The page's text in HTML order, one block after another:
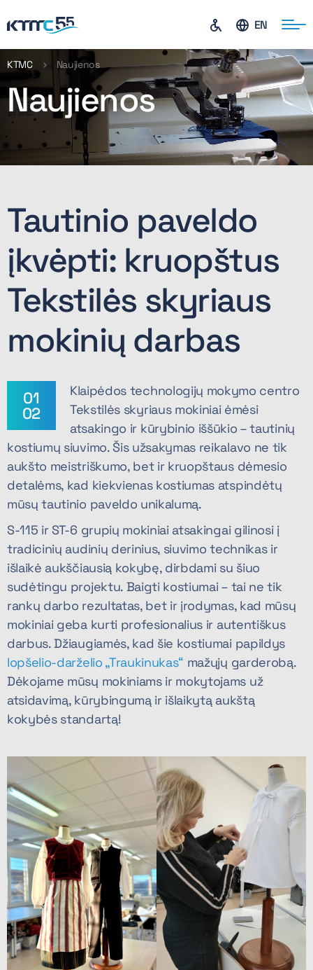
EN
KTMC Naujienos
Naujienos
Tautinio paveldo
įkvėpti: kruopštus
Tekstilės skyriaus
mokinių darbas
01
02
Klaipėdos technologijų mokymo centro
Tekstilės skyriaus mokiniai ėmėsi
atsakingo ir kūrybinio iššūkio – tautinių
kostiumų siuvimo. Šis užsakymas reikalavo ne tik
aukšto meistriškumo, bet ir kruopštaus dėmesio
detalėms, kad kiekvienas kostiumas atspindėtų
mūsų tautinio paveldo unikalumą.
S-115 ir ST-6 grupių mokiniai atsakingai gilinosi į
tradicinių audinių derinius, siuvimo technikas ir
išlaikė aukščiausią kokybę, dirbdami su šiuo
sudėtingu projektu. Baigti kostiumai – tai ne tik
rankų darbo rezultatas, bet ir įrodymas, kad mūsų
mokiniai geba kurti profesionalius ir autentiškus
darbus. Džiaugiamės, kad šie kostiumai papildys
lopšelio-darželio „Traukinukas“ mažųjų garderobą.
Dėkojame mūsų mokiniams ir mokytojams už
atsidavimą, kūrybingumą ir išlaikytą aukštą
kokybės standartą!